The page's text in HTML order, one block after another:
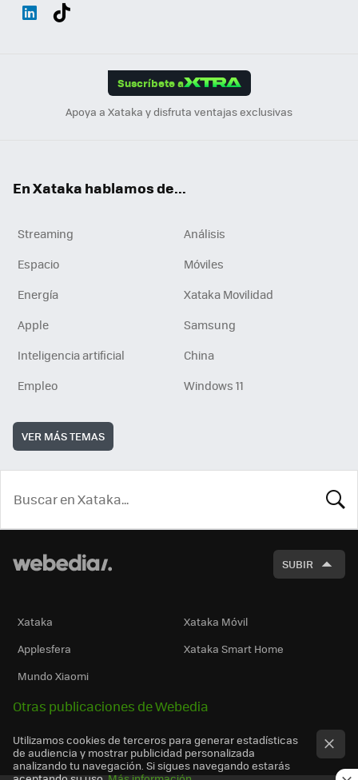
Suscríbete a
Apoya a Xataka y disfruta ventajas exclusivas
En Xataka hablamos de...
Streaming
Análisis
Espacio
Móviles
Energía
Xataka Movilidad
Apple
Samsung
Inteligencia artificial
China
Empleo
Windows 11
VER MÁS TEMAS
SUBIR
Xataka
Xataka Móvil
Applesfera
Xataka Smart Home
Mundo Xiaomi
Otras publicaciones de Webedia
Utilizamos cookies de terceros para generar estadísticas
de audiencia y mostrar publicidad personalizada
analizando tu navegación. Si sigues navegando estarás